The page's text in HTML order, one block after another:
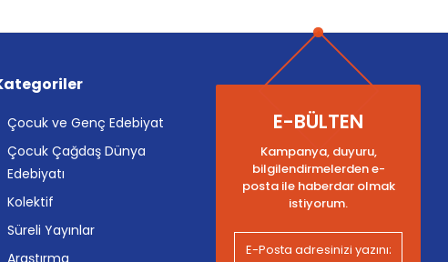
Çocuk ve Genç Edebiyat
Çocuk Çağdaş Dünya
Edebiyatı
Kolektif
Süreli Yayınlar
E-BÜLTEN
Kampanya, duyuru,
bilgilendirmelerden e-
posta ile haberdar olmak
istiyorum.